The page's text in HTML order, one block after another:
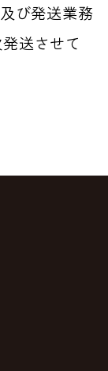
び発送業務
送させて